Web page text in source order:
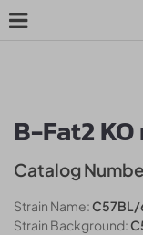
B-Fat2
Catalog
Strain Name:C57BL/
Strain Background: